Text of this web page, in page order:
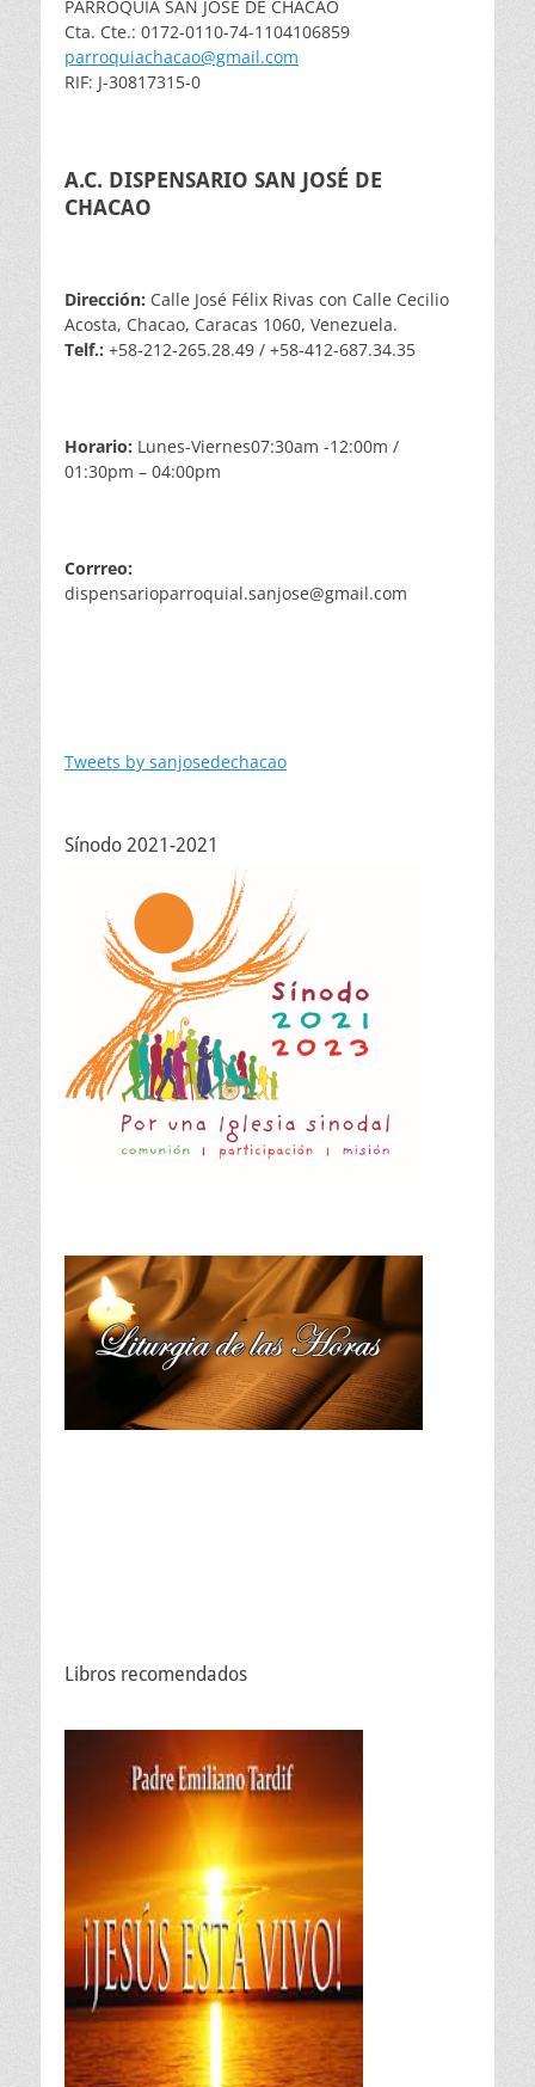
PARROQUIA SAN JOSÉ DE CHACAO
Cta. Cte.: 0172-0110-74-1104106859
parroquiachacao@gmail.com
RIF: J-30817315-0
A.C. DISPENSARIO SAN JOSÉ DE
CHACAO
Dirección: Calle José Félix Rivas con Calle Cecilio
Acosta, Chacao, Caracas 1060, Venezuela.
Telf.: +58-212-265.28.49 / +58-412-687.34.35
Horario: Lunes-Viernes07:30am -12:00m /
01:30pm – 04:00pm
Corrreo:
dispensarioparroquial.sanjose@gmail.com
Tweets by sanjosedechacao
Sínodo 2021-2021
Libros recomendados